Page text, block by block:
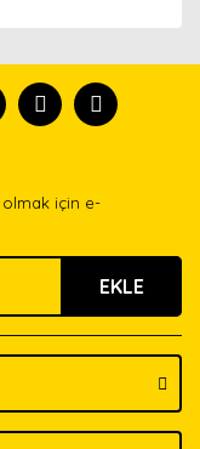
için e-
EKLE